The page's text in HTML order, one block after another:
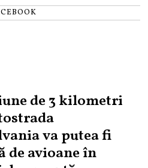
de 3 kilometri
va putea fi
de avioane în